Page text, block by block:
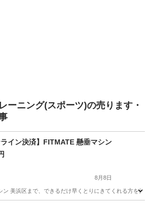
ーニング(スポーツ)の売ります・
ライン決済】FITMATE 懸垂マシン
8月8日
ン 美浜区まで、できるだけ早くとりにきてくれる方を優